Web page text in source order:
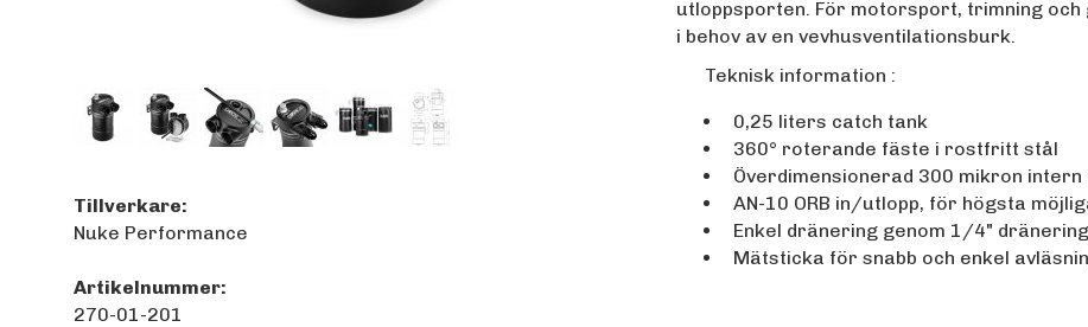
utloppsporten. För motorsport, trimning
i behov av en vevhusventilationsburk.
Teknisk information :
0,25 liters catch tank
360° roterande fäste i rostfritt stål
Överdimensionerad 300 mikron
AN-10 ORB in/utlopp, för högsta
Enkel dränering genom 1/4"
Mätsticka för snabb och enkel
Tillverkare:
Nuke Performance
Artikelnummer:
270-01-201